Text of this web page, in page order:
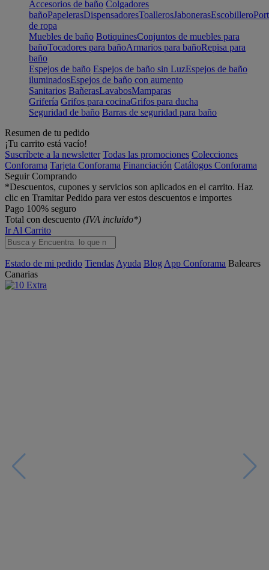
Accesorios de baño Colgadores
bañoPapelerasDispensadoresToallerosJabonerasEscobillero
de ropa
Muebles de baño BotiquinesConjuntos de muebles para
bañoTocadores para bañoArmarios para bañoRepisa para
baño
Espejos de baño Espejos de baño sin LuzEspejos de baño
iluminadosEspejos de baño con aumento
Sanitarios BañerasLavabosMamparas
Grifería Grifos para cocinaGrifos para ducha
Seguridad de baño Barras de seguridad para baño
Resumen de tu pedido
¡Tu carrito está vacío!
Suscríbete a la newsletter Todas las promociones Colecciones
Conforama Tarjeta Conforama Financiación Catálogos Conforama
Seguir Comprando
*Descuentos, cupones y servicios son aplicados en el carrito. Haz
clic en Tramitar Pedido para ver estos descuentos e importes
Pago 100% seguro
Total con descuento (IVA incluido*)
Ir Al Carrito
Estado de mi pedido Tiendas Ayuda Blog App Conforama Baleares
Canarias